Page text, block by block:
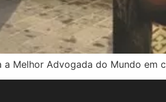
Melhor Advogada do Mundo em